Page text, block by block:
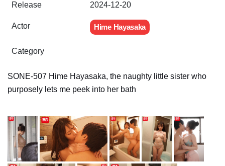
Release 2024-12-20
Actor Hime Hayasaka
Category
SONE-507 Hime Hayasaka, the naughty little sister who
purposely lets me peek into her bath